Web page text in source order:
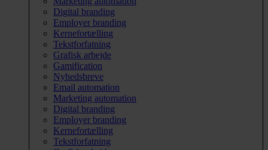
Digital branding
Employer branding
Kernefortælling
Tekstforfatning
Grafisk arbejde
Gamification
Nyhedsbreve
Email automation
Marketing automation
Digital branding
Employer branding
Kernefortælling
Tekstforfatning